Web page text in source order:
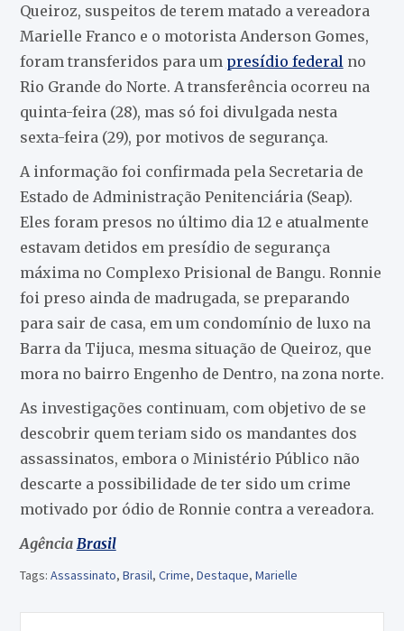
Queiroz, suspeitos de terem matado a vereadora
Marielle Franco e o motorista Anderson Gomes,
foram transferidos para um presídio federal no
Rio Grande do Norte. A transferência ocorreu na
quinta-feira (28), mas só foi divulgada nesta
sexta-feira (29), por motivos de segurança.
A informação foi confirmada pela Secretaria de
Estado de Administração Penitenciária (Seap).
Eles foram presos no último dia 12 e atualmente
estavam detidos em presídio de segurança
máxima no Complexo Prisional de Bangu. Ronnie
foi preso ainda de madrugada, se preparando
para sair de casa, em um condomínio de luxo na
Barra da Tijuca, mesma situação de Queiroz, que
mora no bairro Engenho de Dentro, na zona norte.
As investigações continuam, com objetivo de se
descobrir quem teriam sido os mandantes dos
assassinatos, embora o Ministério Público não
descarte a possibilidade de ter sido um crime
motivado por ódio de Ronnie contra a vereadora.
Agência Brasil
Tags: Assassinato, Brasil, Crime, Destaque, Marielle